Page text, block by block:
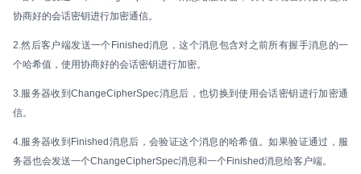
协商好的会话密钥进行加密通信。
2.然后客户端发送一个Finished消息，这个消息包含对之前所有握手消息的一
个哈希值，使用协商好的会话密钥进行加密。
3.服务器收到ChangeCipherSpec消息后，也切换到使用会话密钥进行加密通
信。
4.服务器收到Finished消息后，会验证这个消息的哈希值。如果验证通过，服
务器也会发送一个ChangeCipherSpec消息和一个Finished消息给客户端。